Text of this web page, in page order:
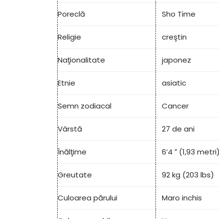
Poreclă Sho Time
Religie creştin
Naţionalitate japonez
Etnie asiatic
Semn zodiacal Cancer
Vârstă 27 de ani
Înălţime 6’4 ″ (1,93
Greutate 92 kg (203 lbs)
Culoarea părului Maro inchis